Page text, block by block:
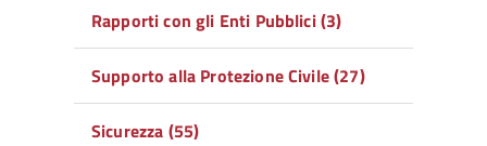
Rapporti con gli Enti Pubblici (3)
Supporto alla Protezione Civile (27)
Sicurezza (55)